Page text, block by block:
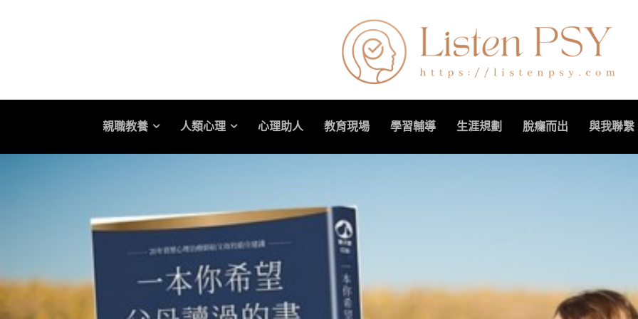
親職教養 人類心理 心理助人 教育現場 學習輔導 生涯規劃 脫癮而出 與我聯繫